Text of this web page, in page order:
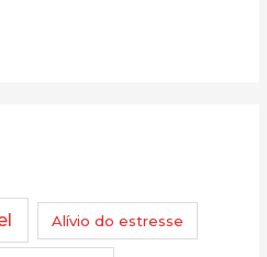
Alívio do estresse